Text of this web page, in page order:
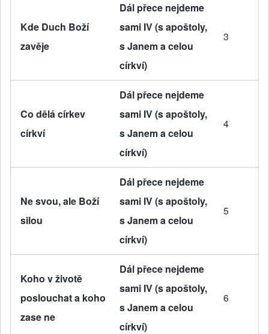
Kde Duch Boží
zavěje
Dál přece nejdeme
sami IV (s apoštoly,
s Janem a celou
církví)
3
Co dělá církev
církví
Dál přece nejdeme
sami IV (s apoštoly,
s Janem a celou
církví)
4
Ne svou, ale Boží
silou
Dál přece nejdeme
sami IV (s apoštoly,
s Janem a celou
církví)
5
Koho v životě
poslouchat a koho
zase ne
Dál přece nejdeme
sami IV (s apoštoly,
s Janem a celou
církví)
6